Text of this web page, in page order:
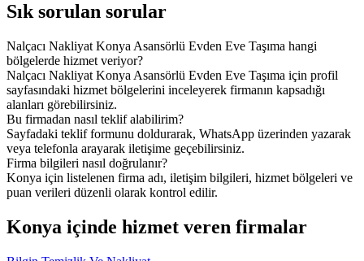
Sık sorulan sorular
Nalçacı Nakliyat Konya Asansörlü Evden Eve Taşıma hangi
bölgelerde hizmet veriyor?
Nalçacı Nakliyat Konya Asansörlü Evden Eve Taşıma için profil
sayfasındaki hizmet bölgelerini inceleyerek firmanın kapsadığı
alanları görebilirsiniz.
Bu firmadan nasıl teklif alabilirim?
Sayfadaki teklif formunu doldurarak, WhatsApp üzerinden yazarak
veya telefonla arayarak iletişime geçebilirsiniz.
Firma bilgileri nasıl doğrulanır?
Konya için listelenen firma adı, iletişim bilgileri, hizmet bölgeleri ve
puan verileri düzenli olarak kontrol edilir.
Konya içinde hizmet veren firmalar